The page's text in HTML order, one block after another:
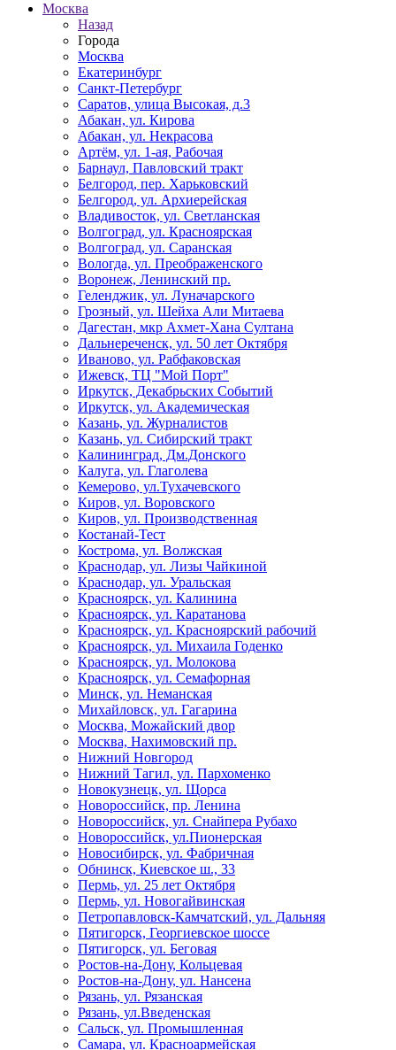
Москва
Назад
Города
Москва
Екатеринбург
Санкт-Петербург
Саратов, улица Высокая, д.3
Абакан, ул. Кирова
Абакан, ул. Некрасова
Артём, ул. 1-ая, Рабочая
Барнаул, Павловский тракт
Белгород, пер. Харьковский
Белгород, ул. Архиерейская
Владивосток, ул. Светланская
Волгоград, ул. Красноярская
Волгоград, ул. Саранская
Вологда, ул. Преображенского
Воронеж, Ленинский пр.
Геленджик, ул. Луначарского
Грозный, ул. Шейха Али Митаева
Дагестан, мкр Ахмет-Хана Султана
Дальнереченск, ул. 50 лет Октября
Иваново, ул. Рабфаковская
Ижевск, ТЦ "Мой Порт"
Иркутск, Декабрьских Событий
Иркутск, ул. Академическая
Казань, ул. Журналистов
Казань, ул. Сибирский тракт
Калининград, Дм.Донского
Калуга, ул. Глаголева
Кемерово, ул.Тухачевского
Киров, ул. Воровского
Киров, ул. Производственная
Костанай-Тест
Кострома, ул. Волжская
Краснодар, ул. Лизы Чайкиной
Краснодар, ул. Уральская
Красноярск, ул. Калинина
Красноярск, ул. Каратанова
Красноярск, ул. Красноярский рабочий
Красноярск, ул. Михаила Годенко
Красноярск, ул. Молокова
Красноярск, ул. Семафорная
Минск, ул. Неманская
Михайловск, ул. Гагарина
Москва, Можайский двор
Москва, Нахимовский пр.
Нижний Новгород
Нижний Тагил, ул. Пархоменко
Новокузнецк, ул. Щорса
Новороссийск, пр. Ленина
Новороссийск, ул. Снайпера Рубахо
Новороссийск, ул.Пионерская
Новосибирск, ул. Фабричная
Обнинск, Киевское ш., 33
Пермь, ул. 25 лет Октября
Пермь, ул. Новогайвинская
Петропавловск-Камчатский, ул. Дальняя
Пятигорск, Георгиевское шоссе
Пятигорск, ул. Беговая
Ростов-на-Дону, Кольцевая
Ростов-на-Дону, ул. Нансена
Рязань, ул. Рязанская
Рязань, ул.Введенская
Сальск, ул. Промышленная
Самара, ул. Красноармейская